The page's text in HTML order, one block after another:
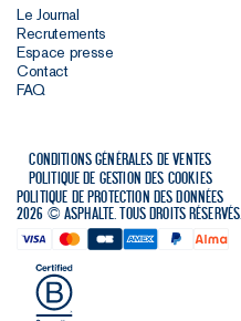
Le Journal
Recrutements
Espace presse
Contact
FAQ
Conditions générales de ventes
Politique de gestion des cookies
Politique de protection des données
2026 © Asphalte. Tous droits réservés.